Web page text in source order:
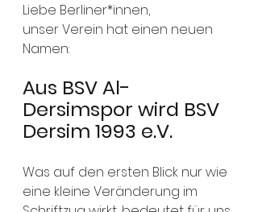
Liebe Berliner*innen,
unser Verein hat einen neuen
Namen:
Aus BSV Al-
Dersimspor wird BSV
Dersim 1993 e.V.
Was auf den ersten Blick nur wie
eine kleine Veränderung im